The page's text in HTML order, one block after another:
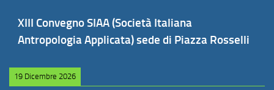
XIII Convegno SIAA (Società Italiana
Antropologia Applicata) sede di Piazza Rosselli
19 Dicembre 2026